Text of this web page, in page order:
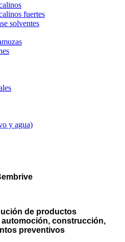
fuertes
solventes
y agua)
de productos
construcción,
preventivos